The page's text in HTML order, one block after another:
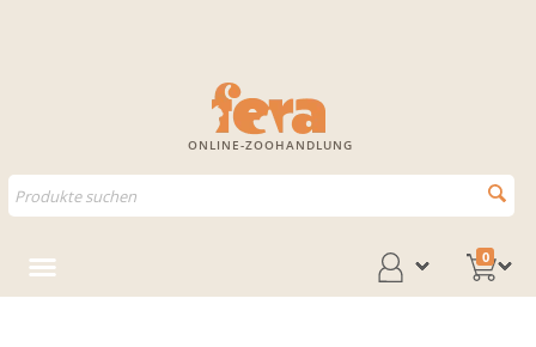
ONLINE-ZOOHANDLUNG
0